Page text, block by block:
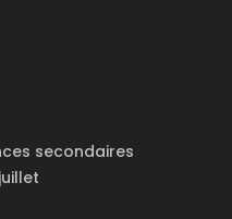
secondaires